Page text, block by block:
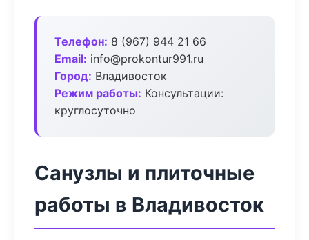
Телефон: 8 (967) 944 21 66
Email: info@prokontur991.ru
Город: Владивосток
Режим работы: Консультации:
круглосуточно
Санузлы и плиточные
работы в Владивосток